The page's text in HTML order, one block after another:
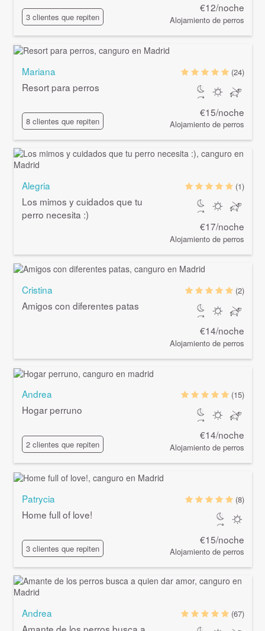
3 clientes que repiten
€12/noche
Alojamiento de perros
Mariana
Resort para perros
8 clientes que repiten
(24)
€15/noche
Alojamiento de perros
Alegria
Los mimos y cuidados que tu
perro necesita :)
(1)
€17/noche
Alojamiento de perros
Cristina
Amigos con diferentes patas
(2)
€14/noche
Alojamiento de perros
Andrea
Hogar perruno
2 clientes que repiten
(15)
€14/noche
Alojamiento de perros
Patrycia
Home full of love!
3 clientes que repiten
(8)
€15/noche
Alojamiento de perros
Andrea
(67)